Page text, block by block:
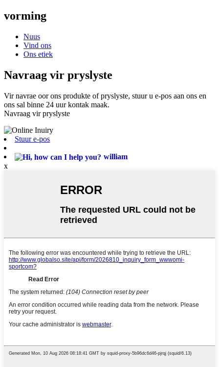
vorming
Nuus
Vind ons
Ons etiek
Navraag vir pryslyste
Vir navrae oor ons produkte of pryslyste, stuur u e-pos aan ons en
ons sal binne 24 uur kontak maak.
Navraag vir pryslyste
Stuur e-pos
william
x